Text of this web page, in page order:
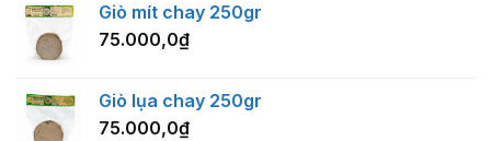
Giò mít chay 250gr
75.000,0₫
Giò lụa chay 250gr
75.000,0₫